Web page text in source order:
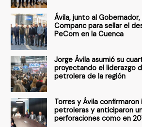
r
o
r
:
Ávila, junto al
Companc para sellar el
PeCom en la Cuenca
Jorge Ávila asumió su
proyectando el liderazgo
petrolera de la región
Torres y Ávila confirmaron
petroleras y anticiparon
perforaciones como en